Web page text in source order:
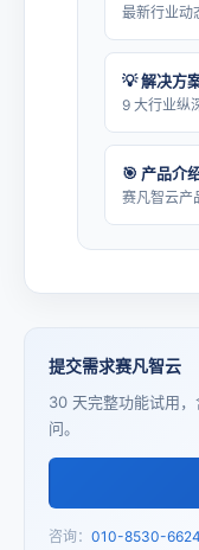
最新行业动
💡 解决方
9 大行业纵
🎯 产品介
赛凡智云产
提交需求赛凡智云
30 天完整功能试用
问。
咨询： 010-8530-6624